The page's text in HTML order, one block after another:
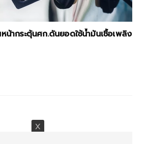
น้ากระตุ้นศก.ดันยอดใช้น้ำมันเชื้อเพลิง